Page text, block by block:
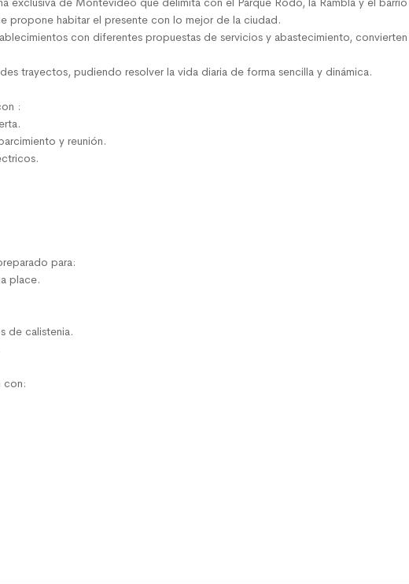
propone habitar el presente con lo mejor de la ciudad.
con diferentes propuestas de servicios y abastecimiento,
trayectos, pudiendo resolver la vida diaria de forma sencilla y dinámica.
:
y reunión.
para:
place.
de calistenia.
con: